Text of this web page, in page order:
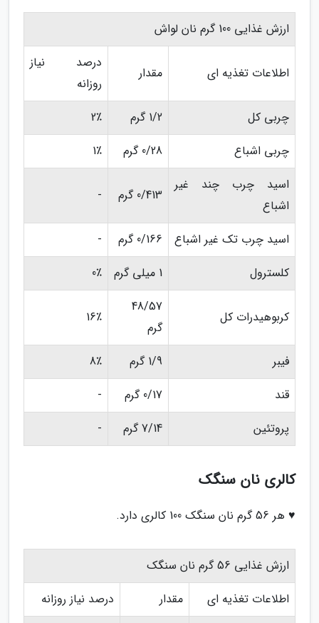
ارزش غذایی 100 گرم نان لواش
اطلاعات تغذیه ای مقدار
درصد نیاز
روزانه
چربی کل
1/2 گرم
2٪
چربی اشباع
0/28 گرم
1٪
اسید چرب چند غیر
اشباع
0/413 گرم -
اسید چرب تک غیر اشباع 0/166 گرم
-
کلسترول
1 میلی گرم 0٪
کربوهیدرات کل
48/57
گرم
16٪
فیبر 1/9 گرم
8٪
قند
0/17 گرم
-
پروتئین
7/14 گرم -
کالری نان سنگک
♥ هر 56 گرم نان سنگک 100 کالری دارد.
ارزش غذایی 56 گرم نان سنگک
اطلاعات تغذیه ای
مقدار
درصد نیاز روزانه